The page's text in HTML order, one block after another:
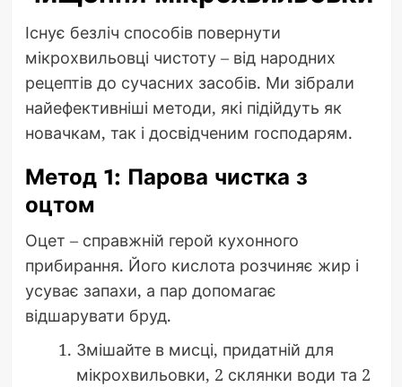
Існує безліч способів повернути
мікрохвильовці чистоту – від народних
рецептів до сучасних засобів. Ми зібрали
найефективніші методи, які підійдуть як
новачкам, так і досвідченим господарям.
Метод 1: Парова чистка з
оцтом
Оцет – справжній герой кухонного
прибирання. Його кислота розчиняє жир і
усуває запахи, а пар допомагає
відшарувати бруд.
Змішайте в мисці, придатній для
мікрохвильовки, 2 склянки води та 2